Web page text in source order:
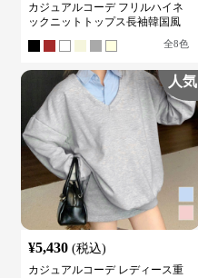
カジュアルコーデ フリルハイネ
ックニットトップス長袖韓国風
全8色
人気
¥5,430 (税込)
カジュアルコーデ レディース重